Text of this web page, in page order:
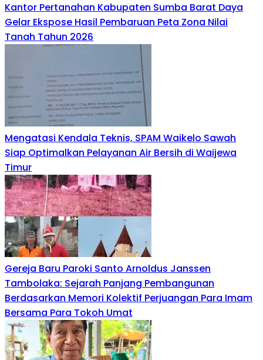
Kantor Pertanahan Kabupaten Sumba Barat Daya
Gelar Ekspose Hasil Pembaruan Peta Zona Nilai
Tanah Tahun 2026
Mengatasi Kendala Teknis, SPAM Waikelo Sawah
Siap Optimalkan Pelayanan Air Bersih di Waijewa
Timur
Gereja Baru Paroki Santo Arnoldus Janssen
Tambolaka: Sejarah Panjang Pembangunan
Berdasarkan Memori Kolektif Perjuangan Para Imam
Bersama Para Tokoh Umat